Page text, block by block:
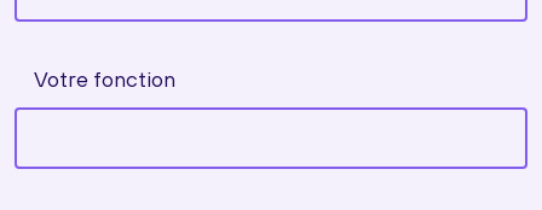
Votre fonction